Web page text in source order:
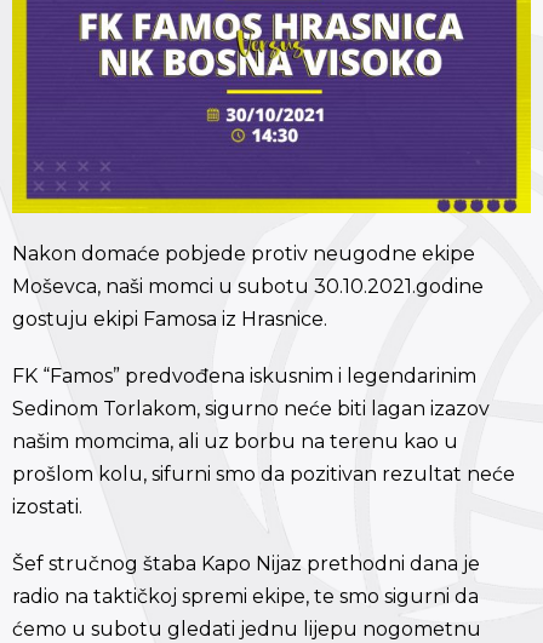
Nakon domaće pobjede protiv neugodne ekipe
Moševca, naši momci u subotu 30.10.2021.godine
gostuju ekipi Famosa iz Hrasnice.
FK “Famos” predvođena iskusnim i legendarinim
Sedinom Torlakom, sigurno neće biti lagan izazov
našim momcima, ali uz borbu na terenu kao u
prošlom kolu, sifurni smo da pozitivan rezultat neće
izostati.
Šef stručnog štaba Kapo Nijaz prethodni dana je
radio na taktičkoj spremi ekipe, te smo sigurni da
ćemo u subotu gledati jednu lijepu nogometnu